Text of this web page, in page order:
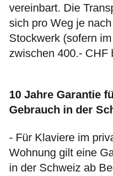
vereinbart. Die
sich pro Weg je
Stockwerk (sofern
zwischen 400.- CHF
10 Jahre Garantie
Gebrauch in der
- Für Klaviere im
Wohnung gilt eine
in der Schweiz ab